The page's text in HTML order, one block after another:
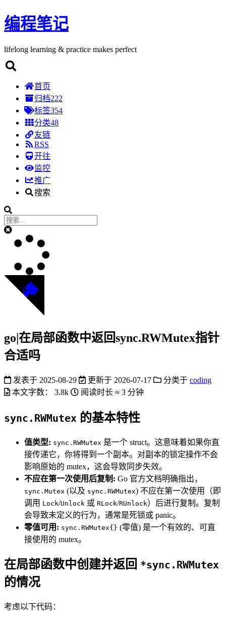
编程笔记
lifelong learning & practice makes perfect
首页
归档222
标签354
分类48
友链
RSS
开往
监控
推广
搜索
go|在局部函数中返回sync.RWMutex指针
合适吗
发表于 2025-08-29 更新于 2026-07-17 分类于 coding
本文字数：
3.8k 阅读时长 ≈ 3 分钟
sync.RWMutex 的基本特性
值类型: sync.RWMutex 是一个 struct。这意味着如果你直
接传递它，你将得到一个副本。对副本的锁定操作不会
影响原始的 mutex，这会导致同步失效。
不应在第一次使用后复制: Go 官方文档明确指出，
sync.Mutex (以及 sync.RWMutex) 不应在第一次使用（即
调用 Lock/Unlock 或 RLock/RUnlock）后进行复制。复制
会导致未定义的行为，通常是死锁或 panic。
零值可用: sync.RWMutex{} (零值) 是一个有效的、可直
接使用的 mutex。
在局部函数中创建并返回 *sync.RWMutex
的情况
考虑以下代码：